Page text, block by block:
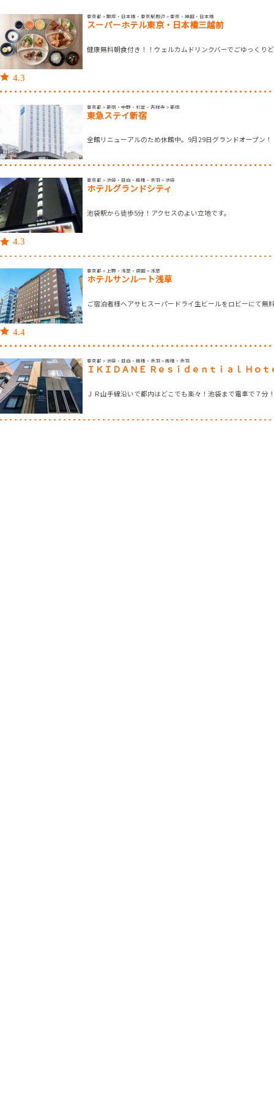
4.3
東京都 > 銀座・日本橋・東京駅周辺 > 東京・神田・日本橋
スーパーホテル東京・日本橋三越前
健康無料朝食付き！！ウェルカムドリンクバーでごゆっくり
東京都 > 新宿・中野・杉並・吉祥寺 > 新宿
東急ステイ新宿
全館リニューアルのため休館中。9月29日グランドオープン！
4.3
東京都 > 池袋・目白・板橋・赤羽 > 池袋
ホテルグランドシティ
池袋駅から徒歩5分！アクセスのよい立地です。
4.4
東京都 > 上野・浅草・両国 > 浅草
ホテルサンルート浅草
ご宿泊者様へアサヒスーパードライ生ビールをロビーにて無
東京都 > 池袋・目白・板橋・赤羽 > 板橋・赤羽
ＩＫＩＤＡＮＥ Ｒｅｓｉｄｅｎｔｉａｌ Ｈｏｔ
ＪＲ山手線沿いで都内はどこでも楽々！池袋まで電車で７分